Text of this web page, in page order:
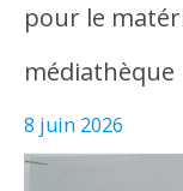
pour le
médiathèque
8 juin 2026